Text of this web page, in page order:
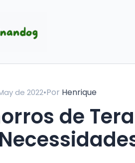
de 2022•Por Henrique
de